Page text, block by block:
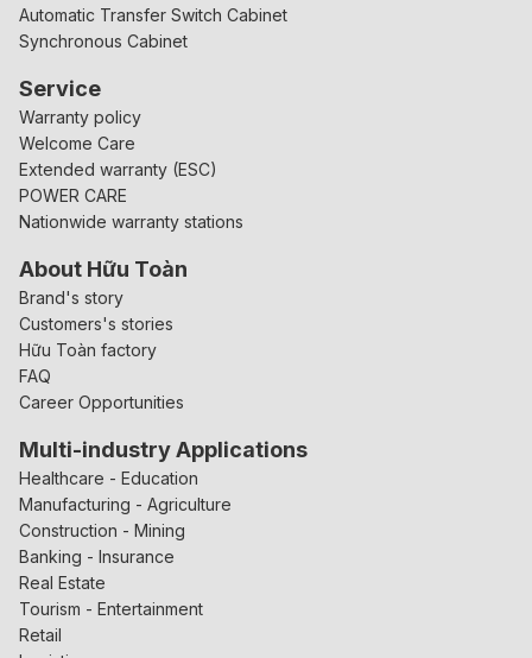
Automatic Transfer Switch Cabinet
Synchronous Cabinet
Service
Warranty policy
Welcome Care
Extended warranty (ESC)
POWER CARE
Nationwide warranty stations
About Hữu Toàn
Brand's story
Customers's stories
Hữu Toàn factory
FAQ
Career Opportunities
Multi-industry Applications
Healthcare - Education
Manufacturing - Agriculture
Construction - Mining
Banking - Insurance
Real Estate
Tourism - Entertainment
Retail